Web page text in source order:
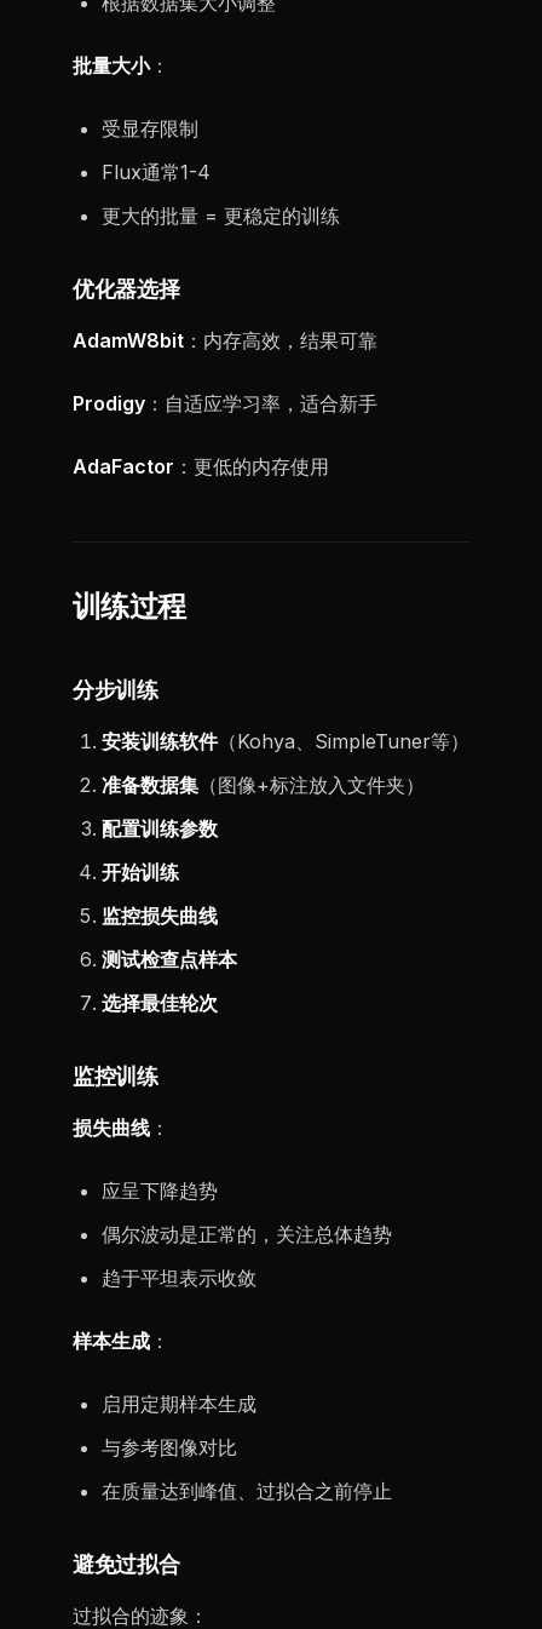
批量大小：
受显存限制
Flux通常1-4
更大的批量 = 更稳定的训练
优化器选择
AdamW8bit ：内存高效，结果可靠
Prodigy ：自适应学习率，适合新手
AdaFactor ：更低的内存使用
训练过程
分步训练
安装训练软件（Kohya、SimpleTuner等）
准备数据集 （图像+标注放入文件夹）
配置训练参数
开始训练
监控损失曲线
测试检查点样本
选择最佳轮次
监控训练
损失曲线 ：
应呈下降趋势
偶尔波动是正常的，关注总体趋势
趋于平坦表示收敛
样本生成 ：
启用定期样本生成
与参考图像对比
在质量达到峰值、过拟合之前停止
避免过拟合
过拟合的迹象：